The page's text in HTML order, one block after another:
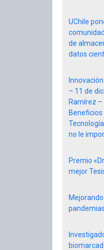
UChile
de
datos
– 11 de
Ramírez –
Beneficios
no le
Premio
mejor
pandemias